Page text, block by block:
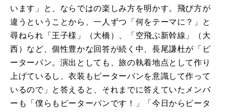
います」と、ならではの楽しみ方を明かす。飛び方が
違うということから、一人ずつ「何をテーマに？」と
尋ねられ「王子様」（大橋）、「空飛ぶ新幹線」（大
西）など、個性豊かな回答が続く中、長尾謙杜が「ピ
ーターパン。演出としても、旅の執着地点として作り
上げているし、衣装もピーターパンを意識して作って
いるので」と答えると、それまでに答えていたメンバ
ーも「僕らもピーターパンです！」「今日からピータ